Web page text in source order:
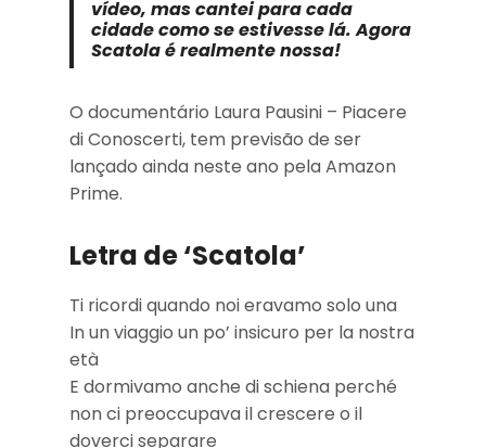
vídeo, mas cantei para cada
cidade como se estivesse lá. Agora
Scatola é realmente nossa!
O documentário Laura Pausini – Piacere
di Conoscerti, tem previsão de ser
lançado ainda neste ano pela Amazon
Prime.
Letra de ‘Scatola’
Ti ricordi quando noi eravamo solo una
In un viaggio un po’ insicuro per la nostra
età
E dormivamo anche di schiena perché
non ci preoccupava il crescere o il
doverci separare